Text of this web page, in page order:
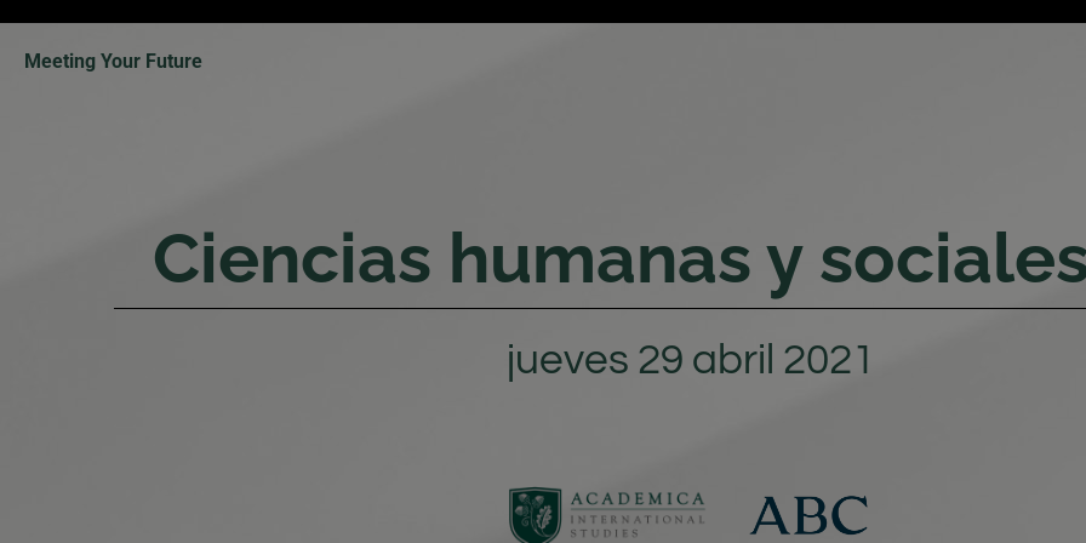
Meeting Your Future
Ciencias humanas y
jueves 29 abril 2021